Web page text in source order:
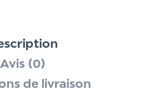
Avis (0)
de livraison